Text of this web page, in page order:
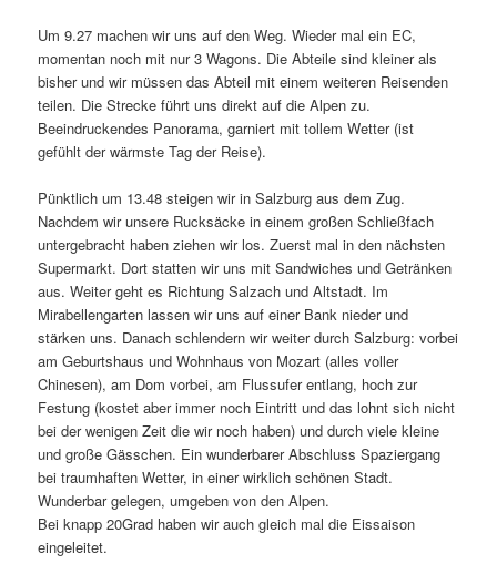
Um 9.27 machen wir uns auf den Weg. Wieder mal ein EC,
momentan noch mit nur 3 Wagons. Die Abteile sind kleiner als
bisher und wir müssen das Abteil mit einem weiteren Reisenden
teilen. Die Strecke führt uns direkt auf die Alpen zu.
Beeindruckendes Panorama, garniert mit tollem Wetter (ist
gefühlt der wärmste Tag der Reise).
Pünktlich um 13.48 steigen wir in Salzburg aus dem Zug.
Nachdem wir unsere Rucksäcke in einem großen Schließfach
untergebracht haben ziehen wir los. Zuerst mal in den nächsten
Supermarkt. Dort statten wir uns mit Sandwiches und Getränken
aus. Weiter geht es Richtung Salzach und Altstadt. Im
Mirabellengarten lassen wir uns auf einer Bank nieder und
stärken uns. Danach schlendern wir weiter durch Salzburg: vorbei
am Geburtshaus und Wohnhaus von Mozart (alles voller
Chinesen), am Dom vorbei, am Flussufer entlang, hoch zur
Festung (kostet aber immer noch Eintritt und das lohnt sich nicht
bei der wenigen Zeit die wir noch haben) und durch viele kleine
und große Gässchen. Ein wunderbarer Abschluss Spaziergang
bei traumhaften Wetter, in einer wirklich schönen Stadt.
Wunderbar gelegen, umgeben von den Alpen.
Bei knapp 20Grad haben wir auch gleich mal die Eissaison
eingeleitet.